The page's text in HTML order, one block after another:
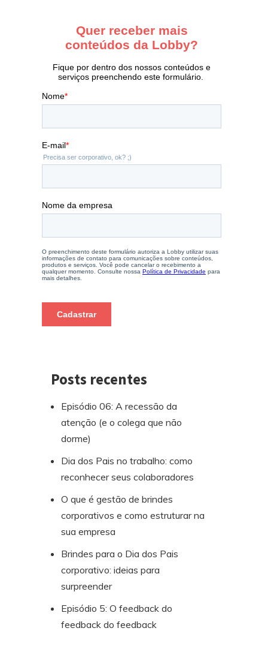
Posts recentes
Episódio 06: A recessão da
atenção (e o colega que não
dorme)
Dia dos Pais no trabalho: como
reconhecer seus colaboradores
O que é gestão de brindes
corporativos e como estruturar na
sua empresa
Brindes para o Dia dos Pais
corporativo: ideias para
surpreender
Episódio 5: O feedback do
feedback do feedback